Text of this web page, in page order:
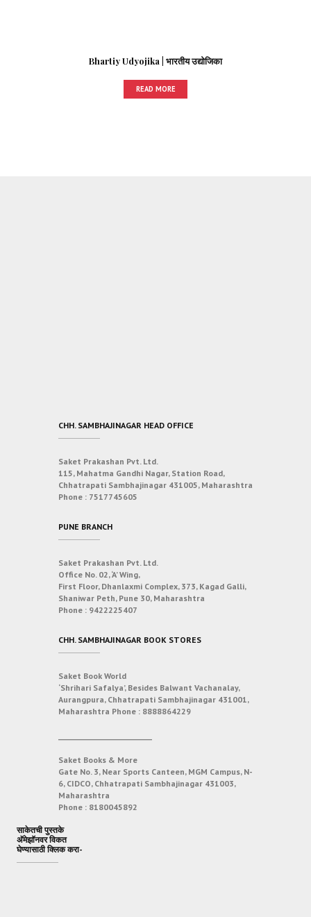
Bhartiy Udyojika | भारतीय उद्योजिका
READ MORE
CHH. SAMBHAJINAGAR HEAD OFFICE
Saket Prakashan Pvt. Ltd.
115, Mahatma Gandhi Nagar, Station Road,
Chhatrapati Sambhajinagar 431005, Maharashtra
Phone : 7517745605
PUNE BRANCH
Saket Prakashan Pvt. Ltd.
Office No. 02, ‘A’ Wing,
First Floor, Dhanlaxmi Complex, 373, Kagad Galli,
Shaniwar Peth, Pune 30, Maharashtra
Phone : 9422225407
CHH. SAMBHAJINAGAR BOOK STORES
Saket Book World
‘Shrihari Safalya’, Besides Balwant Vachanalay,
Aurangpura, Chhatrapati Sambhajinagar 431001,
Maharashtra Phone : 8888864229
Saket Books & More
Gate No. 3, Near Sports Canteen, MGM Campus, N-
6, CIDCO, Chhatrapati Sambhajinagar 431003,
Maharashtra
Phone : 8180045892
साकेतची पुस्तके
अ‍ॅमेझॉनवर विकत
घेण्यासाठी क्लिक करा-